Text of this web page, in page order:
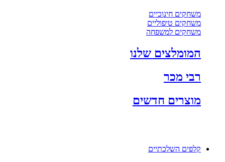
משחקים חינוכיים
משחקים טיפוליים
משחקים למשפחה
המומלצים שלנו
רבי מכר
מוצרים חדשים
קלפים השלכתיים